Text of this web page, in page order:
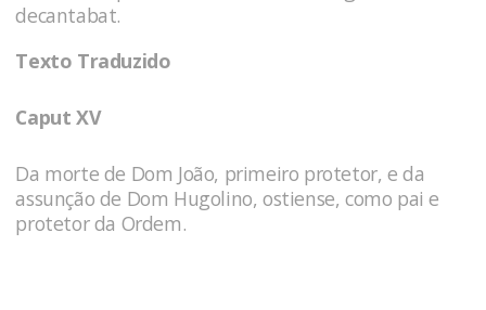
decantabat.
Texto Traduzido
Caput XV
Da morte de Dom João, primeiro protetor, e da
assunção de Dom Hugolino, ostiense, como pai e
protetor da Ordem.